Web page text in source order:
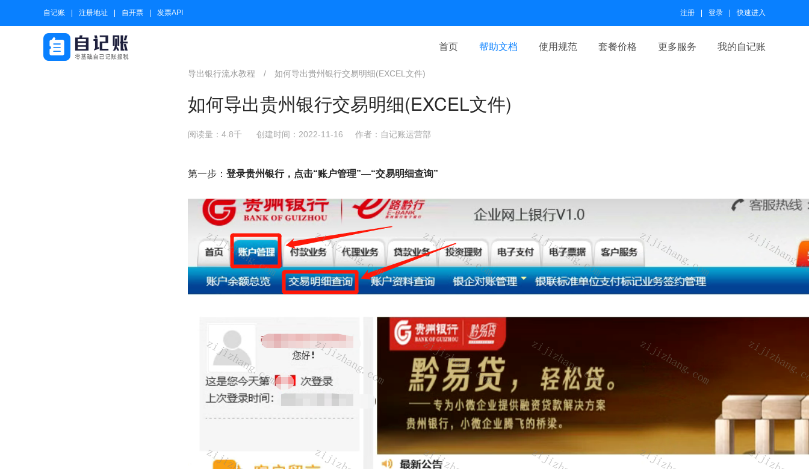
自记账 注册地址 自开票 发票API 注册 登录 快速进入
首页 帮助文档 使用规范 套餐价格 更多服务 我的自记账
导出银行流水教程 / 如何导出贵州银行交易明细(EXCEL文件)
如何导出贵州银行交易明细(EXCEL文件)
阅读量：4.8千 创建时间：2022-11-16 作者：自记账运营部
第一步： 登录贵州银行，点击“账户管理”—“交易明细查询”